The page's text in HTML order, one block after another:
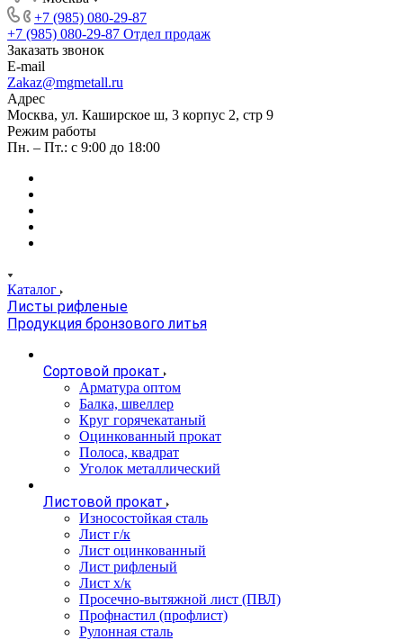
+7 (985) 080-29-87
+7 (985) 080-29-87 Отдел продаж
Заказать звонок
E-mail
Zakaz@mgmetall.ru
Адрес
Москва, ул. Каширское ш, 3 корпус 2, стр 9
Режим работы
Пн. – Пт.: с 9:00 до 18:00
Каталог
Листы рифленые
Продукция бронзового литья
Сортовой прокат
Арматура оптом
Балка, швеллер
Круг горячекатаный
Оцинкованный прокат
Полоса, квадрат
Уголок металлический
Листовой прокат
Износостойкая сталь
Лист г/к
Лист оцинкованный
Лист рифленый
Лист х/к
Просечно-вытяжной лист (ПВЛ)
Профнастил (профлист)
Рулонная сталь